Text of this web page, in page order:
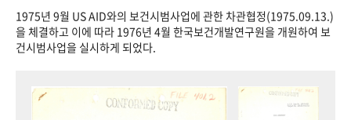
1975년 9월 US AID와의 보건시범사업에 관한 차관협정(1975.09.13.)
을 체결하고 이에 따라 1976년 4월 한국보건개발연구원을 개원하여 보
건시범사업을 실시하게 되었다.